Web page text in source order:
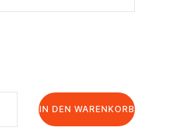
IN DEN WARENKORB